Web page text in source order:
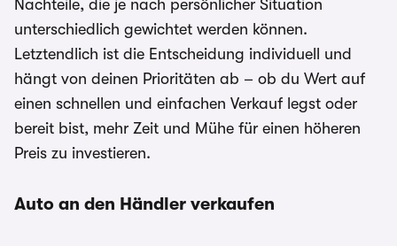
Nachteile, die je nach persönlicher Situation
unterschiedlich gewichtet werden können.
Letztendlich ist die Entscheidung individuell und
hängt von deinen Prioritäten ab – ob du Wert auf
einen schnellen und einfachen Verkauf legst oder
bereit bist, mehr Zeit und Mühe für einen höheren
Preis zu investieren.
Auto an den Händler verkaufen